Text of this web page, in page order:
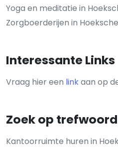
Yoga en meditatie in
Zorgboerderijen in
Interessante Links
Vraag hier een linkaan op
Zoek op trefwoord
Kantoorruimte huren in